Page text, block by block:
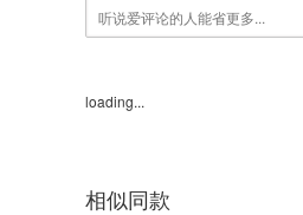
loading...
相似同款